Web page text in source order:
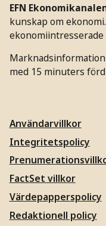
EFN
kunskap om
ekonomiintresserade
med 15 minuters
Användarvillkor
Integritetspolicy
FactSet villkor
Värdepapperspolicy
Redaktionell policy